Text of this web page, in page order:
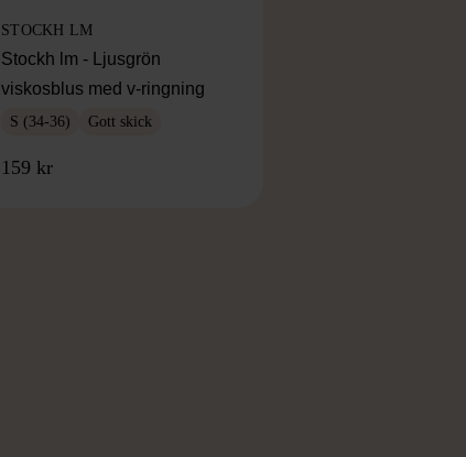
STOCKH LM
Stockh lm - Ljusgrön
viskosblus med v-ringning
S (34-36) Gott skick
159 kr